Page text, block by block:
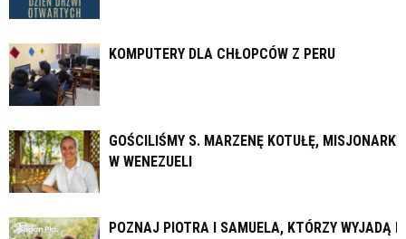
KOMPUTERY DLA CHŁOPCÓW Z PERU
GOŚCILIŚMY S. MARZENĘ KOTUŁĘ, MISJONARKĘ
W WENEZUELI
POZNAJ PIOTRA I SAMUELA, KTÓRZY WYJADĄ